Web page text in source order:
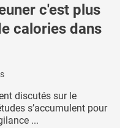
c'est plus
calories dans
discutés sur le
s’accumulent pour
...